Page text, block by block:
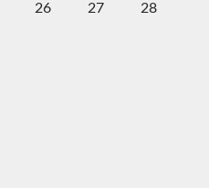
26 27
28